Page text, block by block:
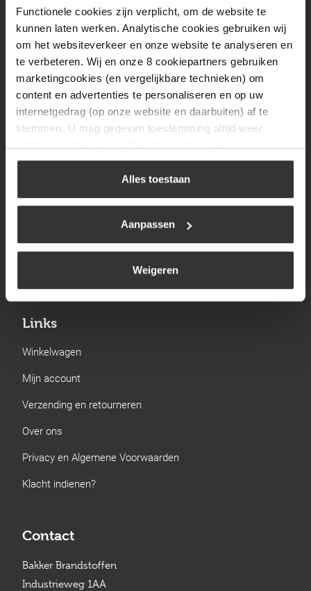
Functionele cookies zijn verplicht, om de website te
kunnen laten werken. Analytische cookies gebruiken wij
om het websiteverkeer en onze website te analyseren en
te verbeteren. Wij en onze 8 cookiepartners gebruiken
marketingcookies (en vergelijkbare technieken) om
content en advertenties te personaliseren en op uw
internetgedrag (op onze website en daarbuiten) af te
stemmen. U mag gegeven toestemming altijd weer
uw keuze op onze website verwijzen wij u naar ons
Alles toestaan
Aanpassen
Weigeren
Donderdag
08:00 tot 17:00
Vrijdag
08:00 tot 17:00
Zaterdag
09:30 tot 12:00
Zondag
Gesloten
Navigatie
BBQ
Verwarming
Links
Winkelwagen
Mijn account
Verzending en retourneren
Over ons
Privacy en Algemene Voorwaarden
Klacht indienen?
Contact
Bakker Brandstoffen
Industrieweg 1AA